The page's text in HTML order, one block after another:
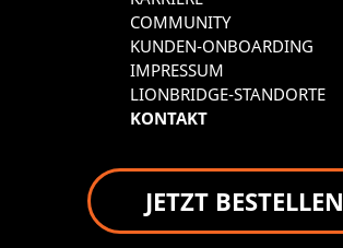
COMMUNITY
KUNDEN-ONBOARDING
IMPRESSUM
LIONBRIDGE-STANDORTE
KONTAKT
JETZT BESTELLEN